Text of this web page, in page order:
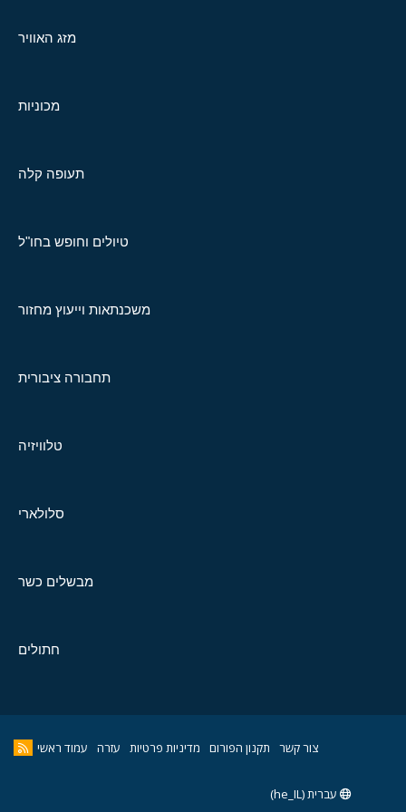
מזג האוויר
מכוניות
תעופה קלה
טיולים וחופש בחו"ל
משכנתאות וייעוץ מחזור
תחבורה ציבורית
טלוויזיה
סלולארי
מבשלים כשר
חתולים
צור קשר תקנון הפורום מדיניות פרטיות עזרה עמוד ראשי
עברית (he_IL)